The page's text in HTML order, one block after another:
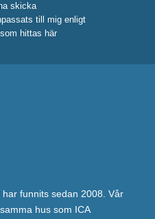
skicka
till mig enligt
hittas här
funnits sedan 2008. Vår
hus som ICA